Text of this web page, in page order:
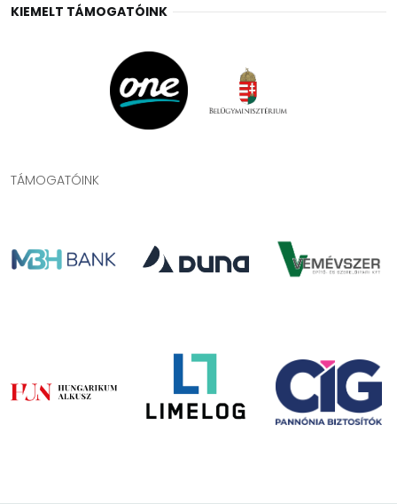
KIEMELT TÁMOGATÓINK
TÁMOGATÓINK